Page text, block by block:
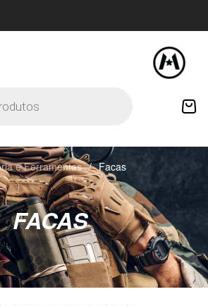
FACAS
e Ferramentas / Facas